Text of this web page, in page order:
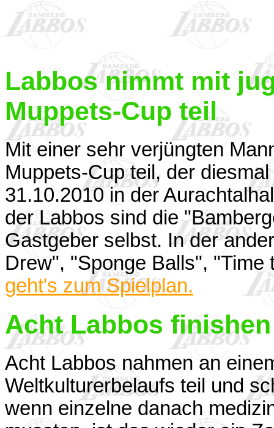
Labbos nimmt mit
Muppets-Cup teil
Mit einer sehr verjüngten
Muppets-Cup teil, der
31.10.2010 in der
der Labbos sind die
Gastgeber selbst. In der
Drew", "Sponge Balls",
geht's zum Spielplan.
Acht Labbos
Acht Labbos nahmen an
Weltkulturerbelaufs teil und
wenn einzelne danach